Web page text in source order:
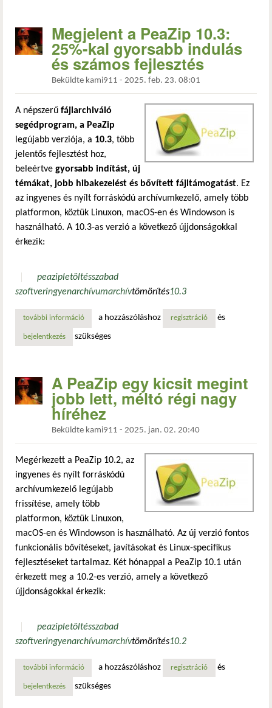
Megjelent a PeaZip 10.3:
25%-kal gyorsabb indulás
és számos fejlesztés
Beküldte kami911 - 2025. feb. 23. 08:01
A népszerű fájlarchiváló
segédprogram, a PeaZip
legújabb verziója, a 10.3, több
jelentős fejlesztést hoz,
beleértve gyorsabb indítást, új
témákat, jobb hibakezelést és bővített fájltámogatást. Ez
az ingyenes és nyílt forráskódú archívumkezelő, amely több
platformon, köztük Linuxon, macOS-en és Windowson is
használható. A 10.3-as verzió a következő újjdonságokkal
érkezik:
peazipletöltésszabad
szoftveringyenarchívumarchívtömörítés10.3
további információmegjelent a peazip 10.3: 25%-kal gyorsabb indulás és
a hozzászóláshoz regisztráció és
bejelentkezés szükséges
A PeaZip egy kicsit megint
jobb lett, méltó régi nagy
híréhez
Beküldte kami911 - 2025. jan. 02. 20:40
Megérkezett a PeaZip 10.2, az
ingyenes és nyílt forráskódú
archívumkezelő legújabb
frissítése, amely több
platformon, köztük Linuxon,
macOS-en és Windowson is használható. Az új verzió fontos
funkcionális bővítéseket, javításokat és Linux-specifikus
fejlesztéseket tartalmaz. Két hónappal a PeaZip 10.1 után
érkezett meg a 10.2-es verzió, amely a következő
újjdonságokkal érkezik:
peazipletöltésszabad
szoftveringyenarchívumarchívtömörítés10.2
további információa peazip egy kicsit megint jobb lett, méltó régi nagy
a hozzászóláshoz regisztráció és
bejelentkezés szükséges